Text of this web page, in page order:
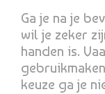
Ga je na je
wil je zeker
handen is.
keuze ga je